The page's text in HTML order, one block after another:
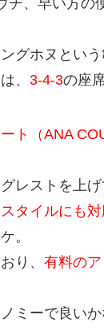
チ、早い方の
グホヌという
、 3-4-3の座
ト（ANA
レストを上げ
タイルにも
。
り、 有料の
ミーで良い